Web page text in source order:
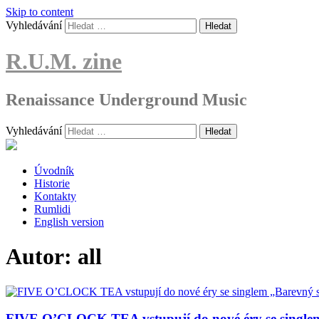
Skip to content
Vyhledávání
R.U.M. zine
Renaissance Underground Music
Vyhledávání
Úvodník
Historie
Kontakty
Rumlidi
English version
Autor: all